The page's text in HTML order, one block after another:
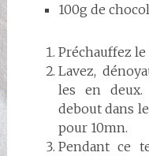
100g de
Préchauffez le
Lavez,
les en deux.
debout dans
pour 10mn.
Pendant ce